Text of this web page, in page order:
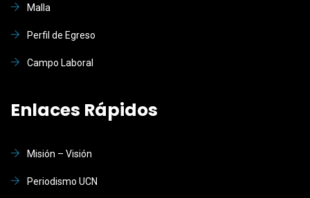
Malla
Perfil de Egreso
Campo Laboral
Enlaces Rápidos
Misión – Visión
Periodismo UCN